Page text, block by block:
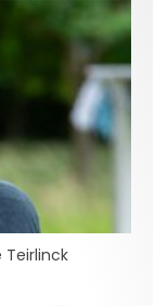
Teirlinck